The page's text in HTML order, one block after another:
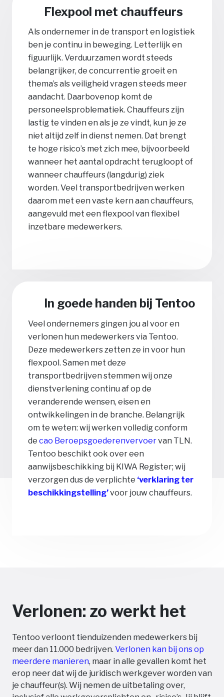
Flexpool met chauffeurs
Als ondernemer in de transport en logistiek
ben je continu in beweging. Letterlijk en
figuurlijk. Verduurzamen wordt steeds
belangrijker, de concurrentie groeit en
thema’s als veiligheid vragen steeds meer
aandacht. Daarbovenop komt de
personeelsproblematiek. Chauffeurs zijn
lastig te vinden en als je ze vindt, kun je ze
niet altijd zelf in dienst nemen. Dat brengt
te hoge risico’s met zich mee, bijvoorbeeld
wanneer het aantal opdracht terugloopt of
wanneer chauffeurs (langdurig) ziek
worden. Veel transportbedrijven werken
daarom met een vaste kern aan chauffeurs,
aangevuld met een flexpool van flexibel
inzetbare medewerkers.
In goede handen bij Tentoo
Veel ondernemers gingen jou al voor en
verlonen hun medewerkers via Tentoo.
Deze medewerkers zetten ze in voor hun
flexpool. Samen met deze
transportbedrijven stemmen wij onze
dienstverlening continu af op de
veranderende wensen, eisen en
ontwikkelingen in de branche. Belangrijk
om te weten: wij werken volledig conform
de cao Beroepsgoederenvervoervan TLN.
Tentoo beschikt ook over een
aanwijsbeschikking bij KIWA Register; wij
verzorgen dus de verplichte ‘verklaring ter
beschikkingstelling’voor jouw chauffeurs.
Verlonen: zo werkt het
Tentoo verloont tienduizenden medewerkers bij
meer dan 11.000 bedrijven. Verlonen kan bij ons op
meerdere manieren, maar in alle gevallen komt het
erop neer dat wij de juridisch werkgever worden van
je chauffeur(s). Wij nemen de uitbetaling over,